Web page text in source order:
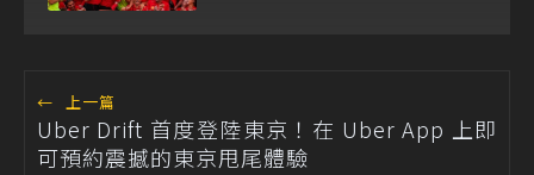
← 上一篇
Uber Drift 首度登陸東京！在 Uber App 上即
可預約震撼的東京甩尾體驗